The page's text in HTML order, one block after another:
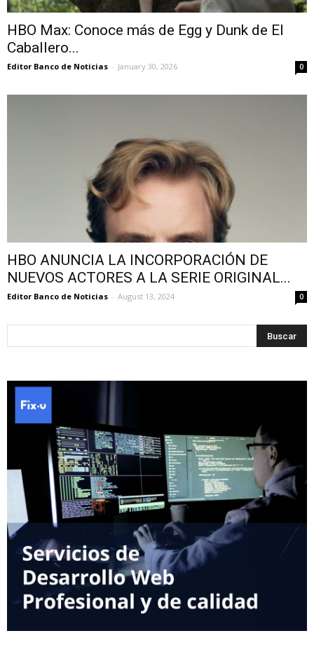
HBO Max: Conoce más de Egg y Dunk de El
Caballero...
Editor Banco de Noticias - January 30, 2026 0
HBO ANUNCIA LA INCORPORACIÓN DE
NUEVOS ACTORES A LA SERIE ORIGINAL...
Editor Banco de Noticias - August 13, 2024 0